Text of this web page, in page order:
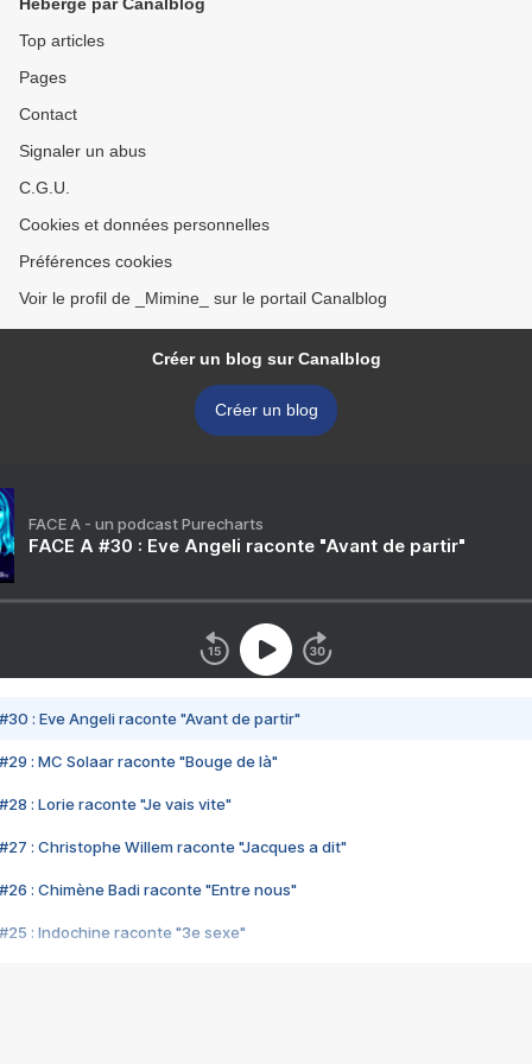
Top articles
Pages
Contact
Signaler un abus
C.G.U.
Cookies et données personnelles
Préférences cookies
Voir le profil de _Mimine_ sur le portail Canalblog
Créer un blog sur Canalblog
Créer un blog
FACE A - un podcast Purecharts
FACE A #30 : Eve Angeli raconte "Avant de partir"
#30 : Eve Angeli raconte "Avant de partir"
#29 : MC Solaar raconte "Bouge de là"
#28 : Lorie raconte "Je vais vite"
#27 : Christophe Willem raconte "Jacques a dit"
#26 : Chimène Badi raconte "Entre nous"
#25 : Indochine raconte "3e sexe"